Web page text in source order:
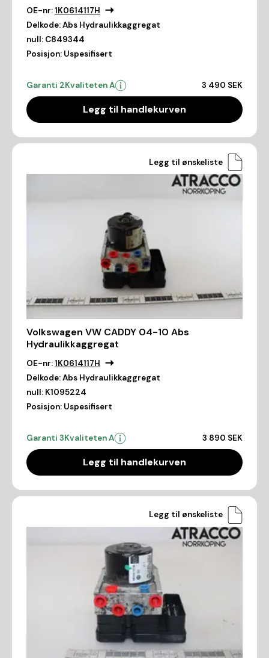
OE-nr:1K0614117H
Delkode:Abs Hydraulikkaggregat
null: C849344
Posisjon: Uspesifisert
Garanti 2Kvaliteten A 3 490 SEK
Legg til handlekurven
Legg til ønskeliste
Volkswagen VW CADDY 04-10 Abs
Hydraulikkaggregat
OE-nr:1K0614117H
Delkode:Abs Hydraulikkaggregat
null: K1095224
Posisjon: Uspesifisert
Garanti 3Kvaliteten A 3 890 SEK
Legg til handlekurven
Legg til ønskeliste